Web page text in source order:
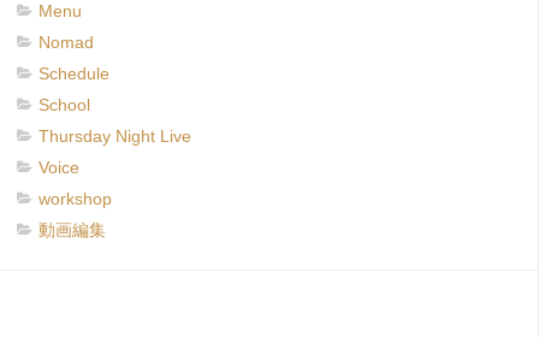
Menu
Nomad
Schedule
School
Thursday Night Live
Voice
workshop
動画編集